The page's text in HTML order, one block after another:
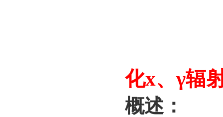
化х、γ辐
概述：